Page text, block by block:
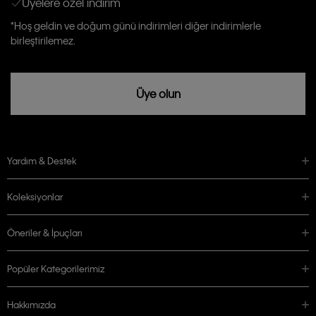
Calvin Klein tarafından kişisel verilerimin yurtdışına aktarılmasına açık
rızam vardır
*Hoş geldin ve doğum günü indirimleri diğer indirimlerle
birleştirilemez.
Üye olun
Yardım & Destek
Koleksiyonlar
Öneriler & İpuçları
Popüler Kategorilerimiz
Hakkımızda